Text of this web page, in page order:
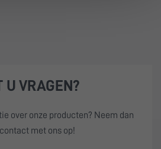
U VRAGEN?
over onze producten? Neem dan
met ons op!